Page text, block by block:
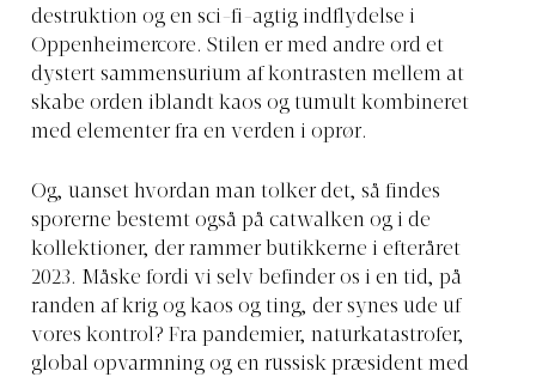
destruktion og en sci-fi-agtig indflydelse i
Oppenheimercore. Stilen er med andre ord et
dystert sammensurium af kontrasten mellem at
skabe orden iblandt kaos og tumult kombineret
med elementer fra en verden i oprør.
Og, uanset hvordan man tolker det, så findes
sporerne bestemt også på catwalken og i de
kollektioner, der rammer butikkerne i efteråret
2023. Måske fordi vi selv befinder os i en tid, på
randen af krig og kaos og ting, der synes ude uf
vores kontrol? Fra pandemier, naturkatastrofer,
global opvarmning og en russisk præsident med